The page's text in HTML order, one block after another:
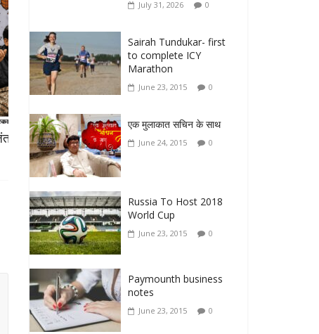
आगरा में LPG सिलेंडर की किल्लत के बीच बड़ा खुलासा,
5.77 लाख उपभोक्ताओं ने नहीं किया कनेक्शन सरेंडर
March 15, 2026
July 31, 2026 0
Sairah Tundukar- first
to complete ICY
Marathon
June 23, 2015 0
एक मुलाकात सचिन के साथ
June 24, 2015 0
Russia To Host 2018
World Cup
June 23, 2015 0
Paymounth business
notes
June 23, 2015 0